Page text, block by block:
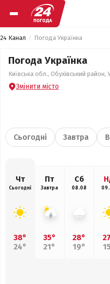
24 Канал Погода Українка
Погода Українка
Київська обл., Обухівський район,
Змінити місто
Сьогодні Завтра
Чт
Сьогодні
38°
24°
Пт
Завтра
35°
21°
Сб
08.08
28°
19°